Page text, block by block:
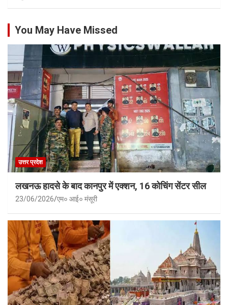
You May Have Missed
उत्तर प्रदेश
लखनऊ हादसे के बाद कानपुर में एक्शन, 16 कोचिंग सेंटर सील
23/06/2026 एम० आई० मंसूरी